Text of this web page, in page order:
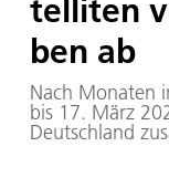
tel­li­ten
ben ab
Nach Monaten
bis 17. März
Deutschland